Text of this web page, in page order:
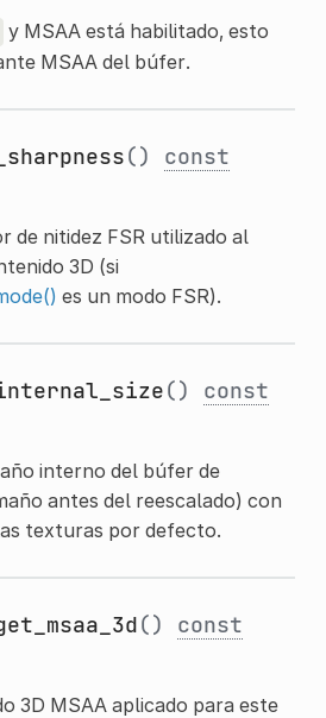
y MSAA está habilitado, esto
MSAA del búfer.
() const
de nitidez FSR utilizado al
3D (si
es un modo FSR).
() const
interno del búfer de
antes del reescalado) con
texturas por defecto.
() const
3D MSAA aplicado para este